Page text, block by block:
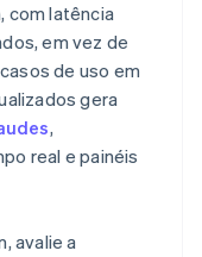
com latência
em vez de
de uso em
gera
,
real e painéis
avalie a